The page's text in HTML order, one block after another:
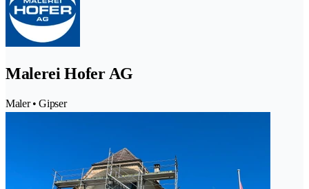
Malerei Hofer AG
Maler • Gipser